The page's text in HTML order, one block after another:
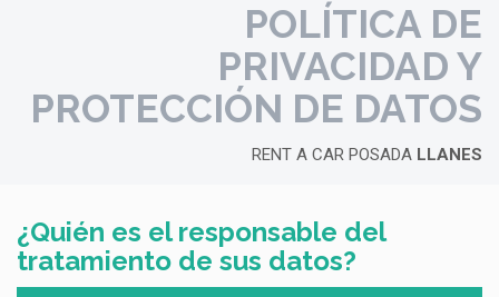
POLÍTICA DE
PRIVACIDAD Y
PROTECCIÓN DE DATOS
RENT A CAR POSADA LLANES
¿Quién es el responsable del
tratamiento de sus datos?